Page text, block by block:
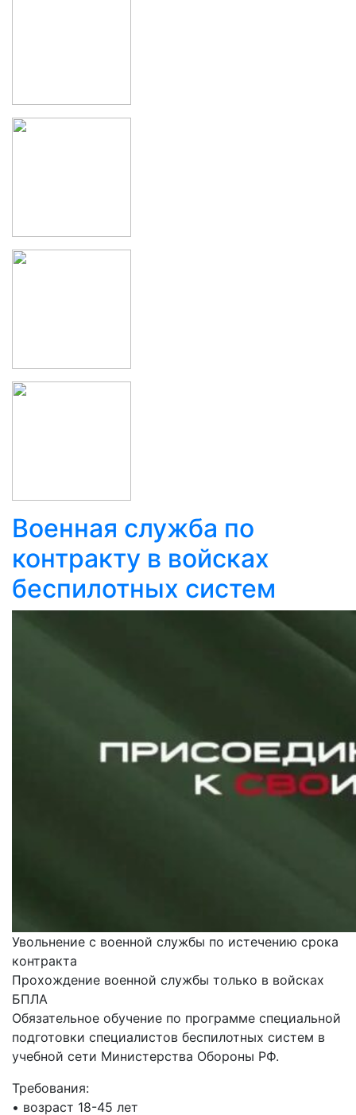
Военная служба по
контракту в войсках
беспилотных систем
Увольнение с военной службы по истечению срока
контракта
Прохождение военной службы только в войсках
БПЛА
Обязательное обучение по программе специальной
подготовки специалистов беспилотных систем в
учебной сети Министерства Обороны РФ.
Требования:
• возраст 18-45 лет